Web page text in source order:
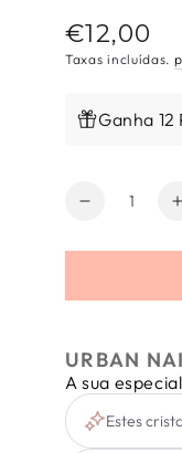
Preço
regular
€12,00
Taxas incluídas.
Ganha
Quantidade
Diminuir
quantidade
Cristais
Qualidade
Máxima
Silver
URBAN
A sua
Estes